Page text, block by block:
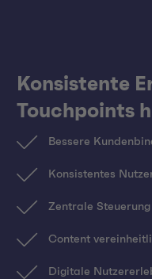
Konsistente
Touchpoints
Bessere
Konsistentes
Zentrale
Content
Digitale